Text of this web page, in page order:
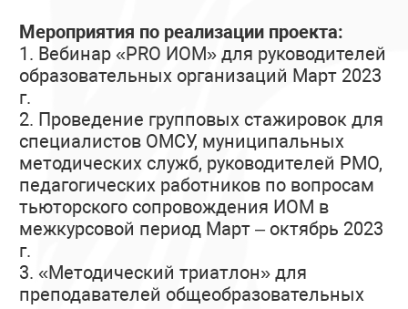
Мероприятия по реализации проекта:
1. Вебинар «PRO ИОМ» для руководителей
образовательных организаций Март 2023
г.
2. Проведение групповых стажировок для
специалистов ОМСУ, муниципальных
методических служб, руководителей РМО,
педагогических работников по вопросам
тьюторского сопровождения ИОМ в
межкурсовой период Март – октябрь 2023
г.
3. «Методический триатлон» для
преподавателей общеобразовательных